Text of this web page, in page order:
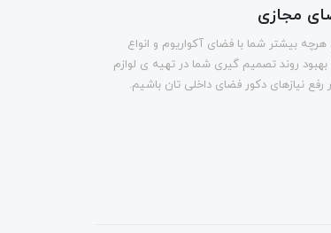
مجازی
بیشتر شما با فضای آکواریوم و انواع
بهبود روند تصمیم گیری شما در تهیه ی لوازم
رفع نیازهای دکور فضای داخلی تان باشیم.